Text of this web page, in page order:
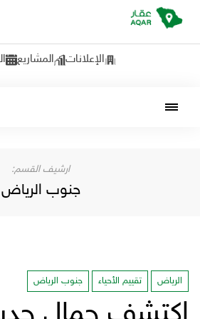
الإعلانات المشاريع
جنوب الرياض
الرياض تقييم الأحياء جنوب الرياض